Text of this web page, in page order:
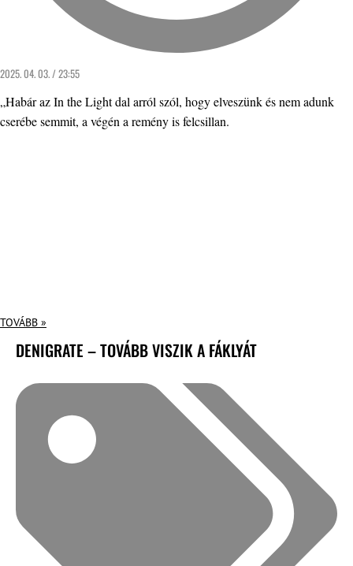
2025. 04. 03. / 23:55
„Habár az In the Light dal arról szól, hogy elveszünk és nem adunk
cserébe semmit, a végén a remény is felcsillan.
TOVÁBB »
DENIGRATE – TOVÁBB VISZIK A FÁKLYÁT